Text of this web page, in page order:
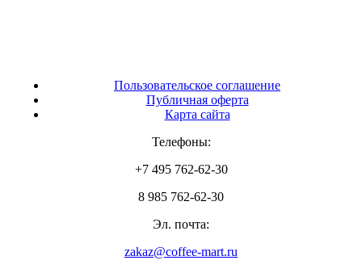
Пользовательское соглашение
Публичная оферта
Карта сайта
Телефоны:
+7 495 762-62-30
8 985 762-62-30
Эл. почта:
zakaz@coffee-mart.ru